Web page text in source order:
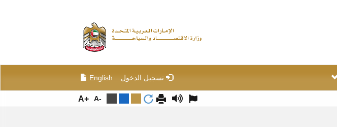
تسجيل الدخول English
+A -A